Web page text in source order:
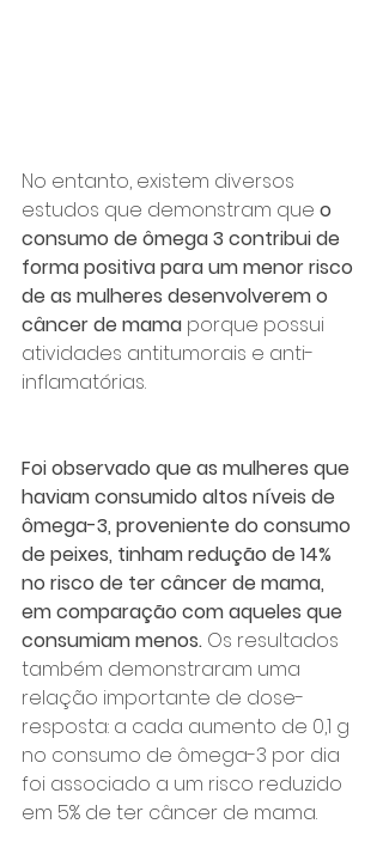
No entanto, existem diversos
estudos que demonstram que o
consumo de ômega 3 contribui de
forma positiva para um menor risco
de as mulheres desenvolverem o
câncer de mama porque possui
atividades antitumorais e anti-
inflamatórias.
Foi observado que as mulheres que
haviam consumido altos níveis de
ômega-3, proveniente do consumo
de peixes, tinham redução de 14%
no risco de ter câncer de mama,
em comparação com aqueles que
consumiam menos. Os resultados
também demonstraram uma
relação importante de dose-
resposta: a cada aumento de 0,1 g
no consumo de ômega-3 por dia
foi associado a um risco reduzido
em 5% de ter câncer de mama.